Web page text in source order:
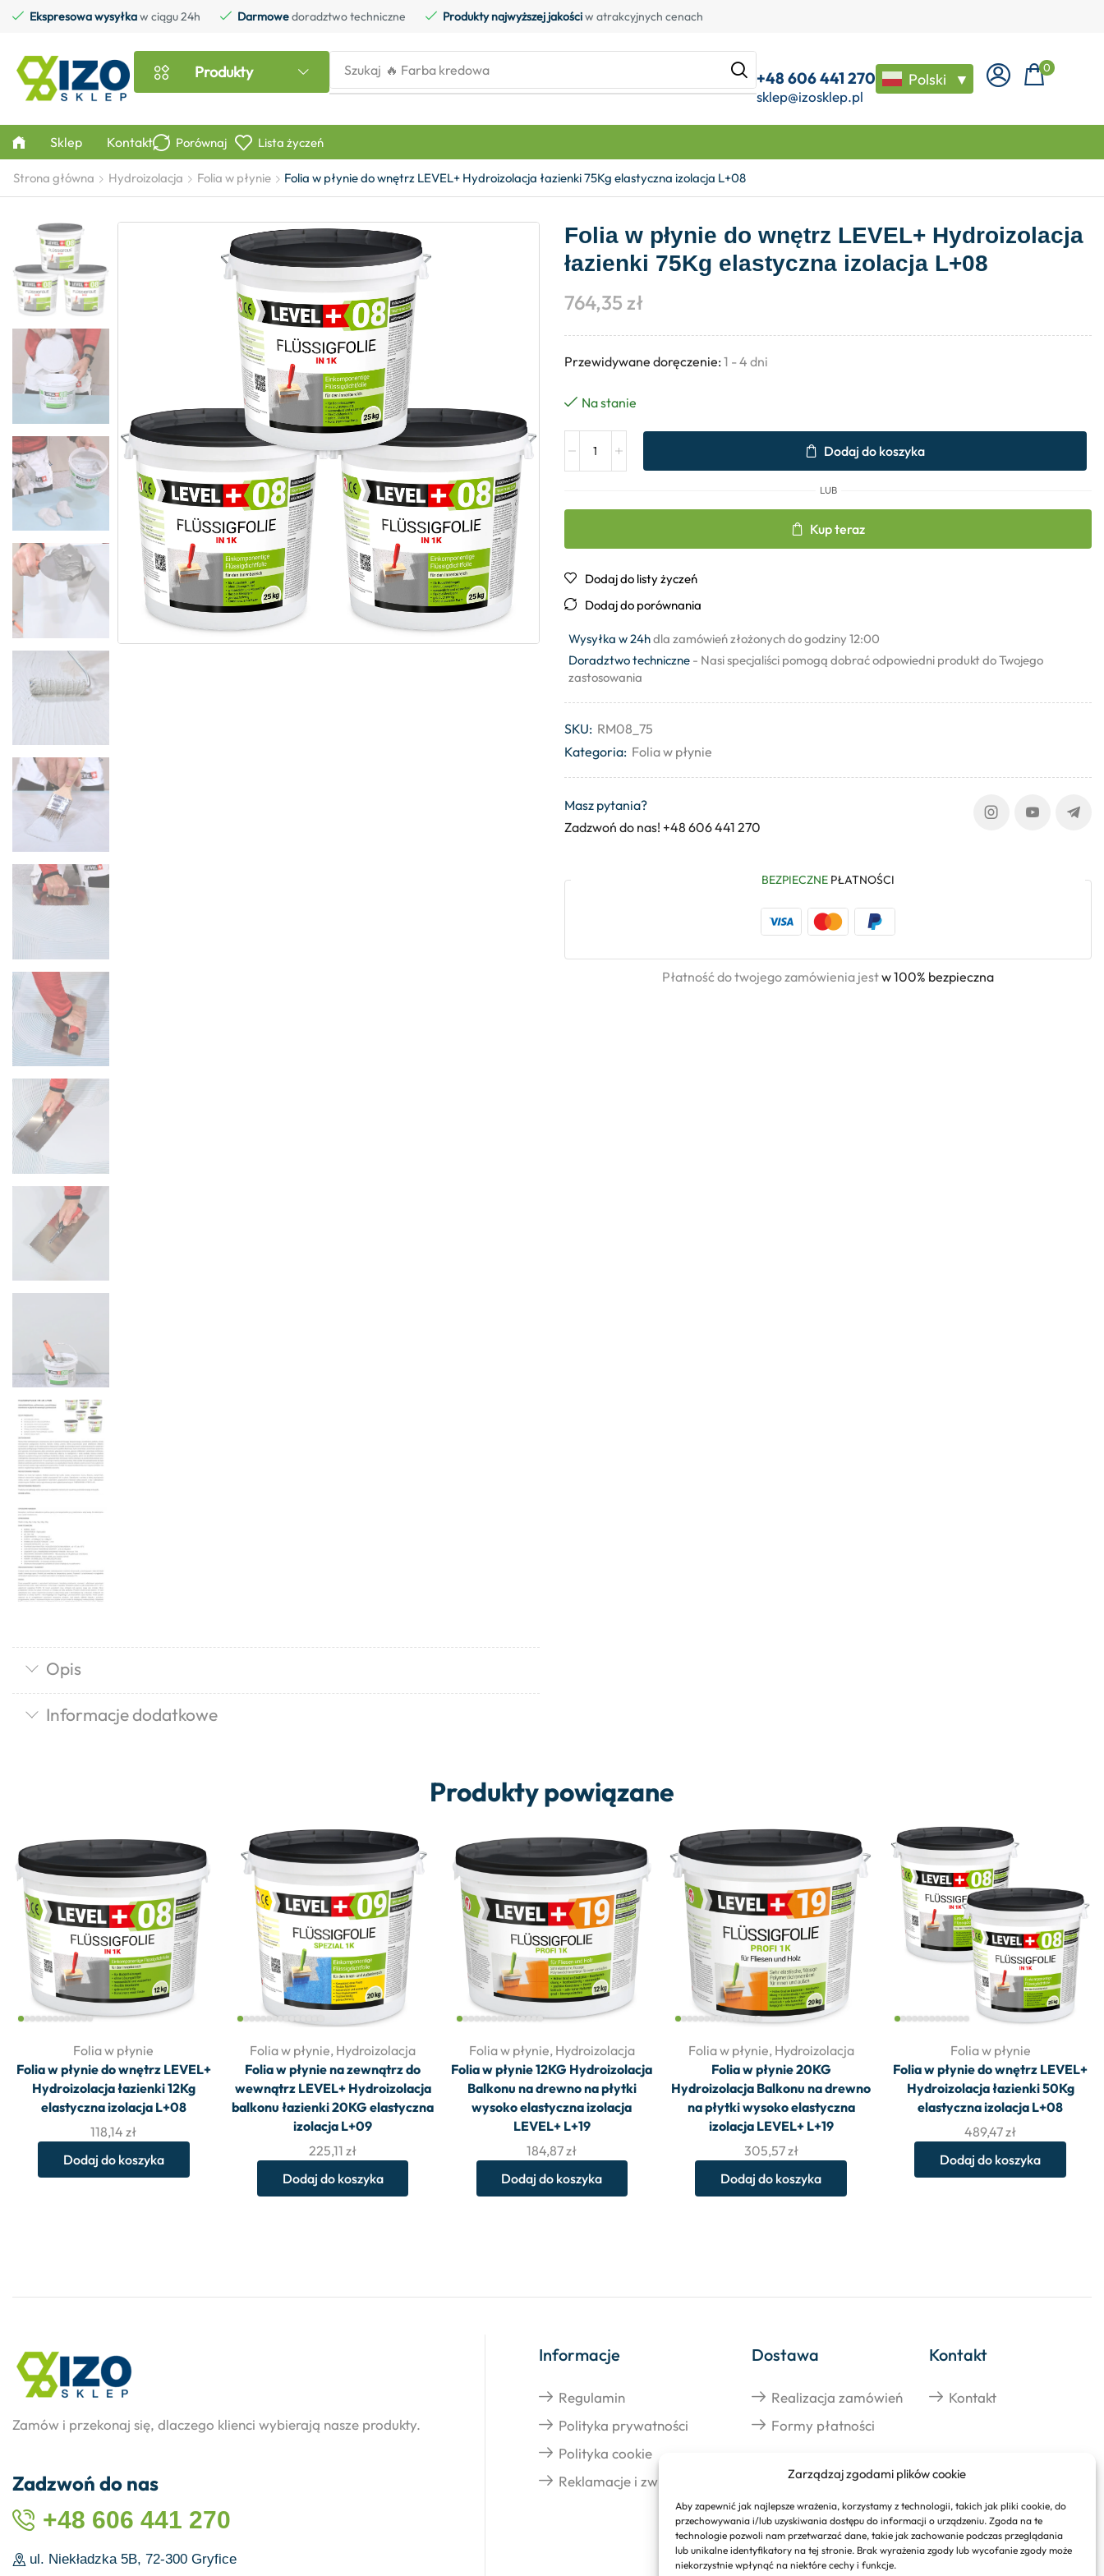
Zarządzaj zgodami plików cookie
Aby zapewnić jak najlepsze wrażenia, korzystamy z technologii, takich jak pliki cookie, do
przechowywania i/lub uzyskiwania dostępu do informacji o urządzeniu. Zgoda na te
technologie pozwoli nam przetwarzać dane, takie jak zachowanie podczas przeglądania
lub unikalne identyfikatory na tej stronie. Brak wyrażenia zgody lub wycofanie zgody może
niekorzystnie wpłynąć na niektóre cechy i funkcje.
Ekspresowa wysyłkaw ciągu 24h Darmowedoradztwo techniczne Produkty najwyższej jakościw atrakcyjnych cenach
Produkty Szukaj 🔥 Farba kredowa +48 606 441 270
sklep@izosklep.pl
Polski ▼
0
Sklep Kontakt Porównaj Lista życzeń
Strona główna Hydroizolacja Folia w płynie Folia w płynie do wnętrz LEVEL+ Hydroizolacja łazienki 75Kg elastyczna izolacja L+08
Opis
Informacje dodatkowe
Folia w płynie do wnętrz LEVEL+ Hydroizolacja
łazienki 75Kg elastyczna izolacja L+08
764,35 zł
Przewidywane doręczenie: 1 - 4 dni
Na stanie
Dodaj do koszyka
LUB
Kup teraz
Dodaj do listy życzeń
Dodaj do porównania
Wysyłka w 24hdla zamówień złożonych do godziny 12:00
Doradztwo techniczne - Nasi specjaliści pomogą dobrać odpowiedni produkt do Twojego
zastosowania
SKU: RM08_75
Kategoria: Folia w płynie
Masz pytania?
Zadzwoń do nas! +48 606 441 270
BEZPIECZNE PŁATNOŚCI
Płatność do twojego zamówienia jestw 100% bezpieczna
Produkty powiązane
Folia w płynie
Folia w płynie do wnętrz LEVEL+
Hydroizolacja łazienki 12Kg
elastyczna izolacja L+08
118,14zł
Dodaj do koszyka
Folia w płynie, Hydroizolacja
Folia w płynie na zewnątrz do
wewnątrz LEVEL+ Hydroizolacja
balkonu łazienki 20KG elastyczna
izolacja L+09
225,11zł
Dodaj do koszyka
Folia w płynie, Hydroizolacja
Folia w płynie 12KG Hydroizolacja
Balkonu na drewno na płytki
wysoko elastyczna izolacja
LEVEL+ L+19
184,87zł
Dodaj do koszyka
Folia w płynie, Hydroizolacja
Folia w płynie 20KG
Hydroizolacja Balkonu na drewno
na płytki wysoko elastyczna
izolacja LEVEL+ L+19
305,57zł
Dodaj do koszyka
Folia w płynie
Folia w płynie do wnętrz LEVEL+
Hydroizolacja łazienki 50Kg
elastyczna izolacja L+08
489,47zł
Dodaj do koszyka
Zamów i przekonaj się, dlaczego klienci wybierają nasze produkty.
Zadzwoń do nas
+48 606 441 270
ul. Niekładzka 5B, 72-300 Gryfice
Informacje
Regulamin
Polityka prywatności
Polityka cookie
Reklamacje i zwroty
Dostawa
Realizacja zamówień
Formy płatności
Kontakt
Kontakt